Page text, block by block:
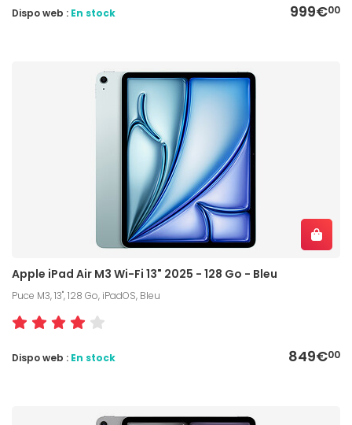
999€00
Dispo web : En stock
Apple iPad Air M3 Wi-Fi 13" 2025 - 128 Go - Bleu
Puce M3, 13", 128 Go, iPadOS, Bleu
849€00
Dispo web : En stock